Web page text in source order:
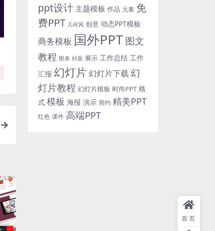
ppt设计 主题模板 作品 元素 免
费PPT 几何风 创意 动态PPT模板
商务模板 国外PPT图文
教程 图表 封面 展示 工作总结 工作
汇报 幻灯片 幻灯片下载 幻
灯片教程 幻灯片模板 时尚PPT 格
式 模板 海报 演示 简约 精美PPT
红色 课件 高端PPT
首页